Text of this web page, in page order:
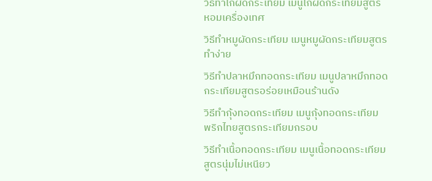
วิธีทำไก่ผัดกระเทียม เมนูไก่ผัดกระเทียมสูตร
หอมเครื่องเทศ
วิธีทำหมูผัดกระเทียม เมนูหมูผัดกระเทียมสูตร
ทำง่าย
วิธีทำปลาหมึกทอดกระเทียม เมนูปลาหมึกทอด
กระเทียมสูตรอร่อยเหมือนร้านดัง
วิธีทำกุ้งทอดกระเทียม เมนูกุ้งทอดกระเทียม
พริกไทยสูตรกระเทียมกรอบ
วิธีทำเนื้อทอดกระเทียม เมนูเนื้อทอดกระเทียม
สูตรนุ่มไม่เหนียว